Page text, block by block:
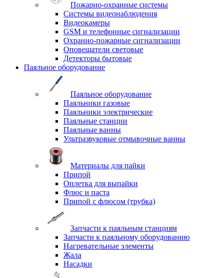
Пожарно-охранные системы
Системы видеонаблюдения
Видеокамеры
GSM и телефонные сигнализации
Охранно-пожарные сигнализации
Оповещатели световые
Детекторы бытовые
Паяльное оборудование
Паяльное оборудование
Паяльники газовые
Паяльники электрические
Паяльные станции
Паяльные ванны
Ультразвуковые отмывочные ванны
Материалы для пайки
Припой
Оплетка для выпайки
Флюс и паста
Припой с флюсом (трубка)
Запчасти к паяльным станциям
Запчасти к паяльному оборудованию
Нагревательные элементы
Жала
Насадки